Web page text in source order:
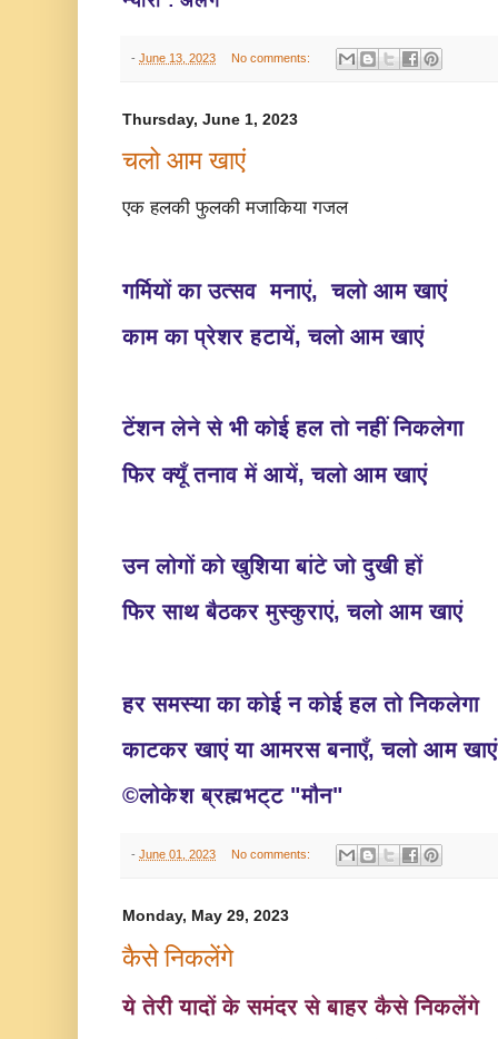
- June 13, 2023 No comments:
Thursday, June 1, 2023
चलो आम खाएं
एक हलकी फुलकी मजाकिया गजल
गर्मियों का उत्सव मनाएं, चलो आम खाएं
काम का प्रेशर हटायें, चलो आम खाएं
टेंशन लेने से भी कोई हल तो नहीं निकलेगा
फिर क्यूँ तनाव में आयें, चलो आम खाएं
उन लोगों को खुशिया बांटे जो दुखी हों
फिर साथ बैठकर मुस्कुराएं, चलो आम खाएं
हर समस्या का कोई न कोई हल तो निकलेगा
काटकर खाएं या आमरस बनाएँ, चलो आम
©लोकेश ब्रह्मभट्ट "मौन"
- June 01, 2023 No comments:
Monday, May 29, 2023
कैसे निकलेंगे
ये तेरी यादों के समंदर से बाहर कैसे निकलेंगे